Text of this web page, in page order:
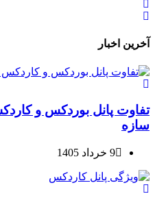
آخرین اخبار
تفاوت پانل بوردکس و
سازه
9 خرداد 1405